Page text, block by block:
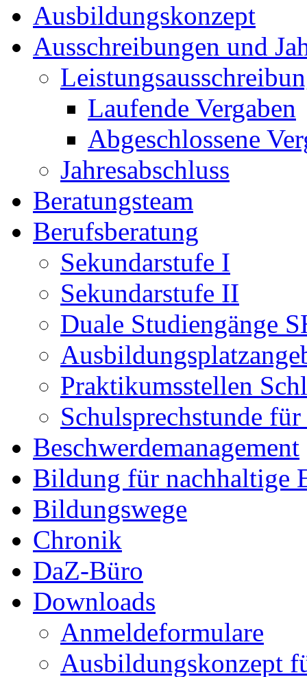
Ausbildungskonzept
Ausschreibungen und
Laufende Vergaben
Abgeschlossene
Jahresabschluss
Beratungsteam
Berufsberatung
Sekundarstufe I
Sekundarstufe II
Duale Studiengänge
Praktikumsstellen
Schulsprechstunde
Beschwerdemanagement
Bildung für nachhaltige
Bildungswege
Chronik
DaZ-Büro
Downloads
Anmeldeformulare
Ausbildungskonzept